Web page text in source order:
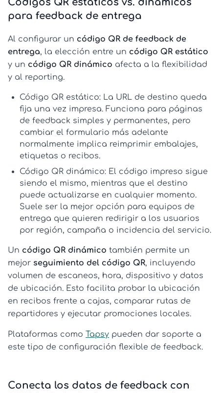
Códigos QR estáticos vs. dinámicos
para feedback de entrega
Al configurar un código QR de feedback de
entrega, la elección entre un código QR estático
y un código QR dinámico afecta a la flexibilidad
y al reporting.
Código QR estático: La URL de destino queda
fija una vez impresa. Funciona para páginas
de feedback simples y permanentes, pero
cambiar el formulario más adelante
normalmente implica reimprimir embalajes,
etiquetas o recibos.
Código QR dinámico: El código impreso sigue
siendo el mismo, mientras que el destino
puede actualizarse en cualquier momento.
Suele ser la mejor opción para equipos de
entrega que quieren redirigir a los usuarios
por región, campaña o incidencia del servicio.
Un código QR dinámico también permite un
mejor seguimiento del código QR, incluyendo
volumen de escaneos, hora, dispositivo y datos
de ubicación. Esto facilita probar la ubicación
en recibos frente a cajas, comparar rutas de
repartidores y ejecutar promociones locales.
Plataformas como Tapsy pueden dar soporte a
este tipo de configuración flexible de feedback.
Conecta los datos de feedback con